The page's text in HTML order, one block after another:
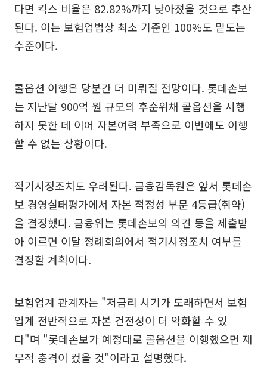
다면 킥스 비율은 82.82%까지 낮아졌을 것으로 추산
된다. 이는 보험업법상 최소 기준인 100%도 밑도는
수준이다.
콜옵션 이행은 당분간 더 미뤄질 전망이다. 롯데손보
는 지난달 900억 원 규모의 후순위채 콜옵션을 시행
하지 못한 데 이어 자본여력 부족으로 이번에도 이행
할 수 없는 상황이다.
적기시정조치도 우려된다. 금융감독원은 앞서 롯데손
보 경영실태평가에서 자본 적정성 부문 4등급(취약)
을 결정했다. 금융위는 롯데손보의 의견 등을 제출받
아 이르면 이달 정례회의에서 적기시정조치 여부를
결정할 계획이다.
보험업계 관계자는 "저금리 시기가 도래하면서 보험
업계 전반적으로 자본 건전성이 더 악화할 수 있
다"며 "롯데손보가 예정대로 콜옵션을 이행했으면 재
무적 충격이 컸을 것"이라고 설명했다.